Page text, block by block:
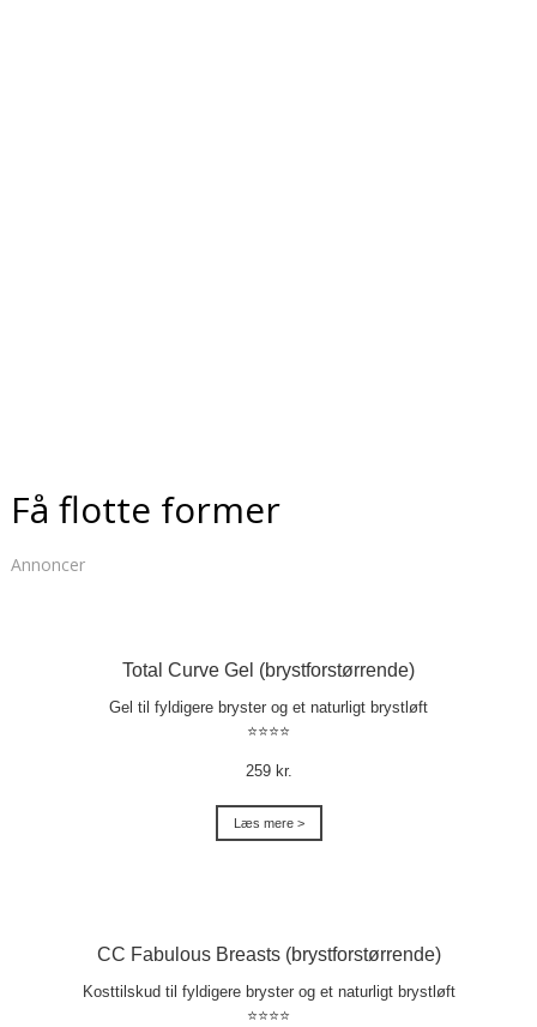
Få flotte former
Annoncer
Total Curve Gel (brystforstørrende)
Gel til fyldigere bryster og et naturligt brystløft
⭐⭐⭐⭐
259 kr.
Læs mere >
CC Fabulous Breasts (brystforstørrende)
Kosttilskud til fyldigere bryster og et naturligt brystløft
⭐⭐⭐⭐